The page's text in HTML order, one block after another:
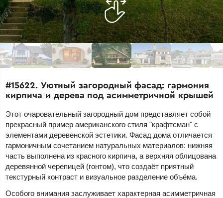
#15622. Уютный загородный фасад: гармония
кирпича и дерева под асимметричной крышей
Этот очаровательный загородный дом представляет собой
прекрасный пример американского стиля "крафтсман" с
элементами деревенской эстетики. Фасад дома отличается
гармоничным сочетанием натуральных материалов: нижняя
часть выполнена из красного кирпича, а верхняя облицована
деревянной черепицей (гонтом), что создаёт приятный
текстурный контраст и визуальное разделение объёма.
Особого внимания заслуживает характерная асимметричная